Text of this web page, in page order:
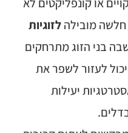
מובילהלזוגיות
בני הזוג מתרחקים
לעזור לשפר את
יעילות